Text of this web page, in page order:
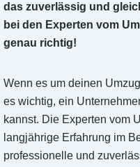
das zuverlässig und
bei den Experten vom
genau richtig!
Wenn es um deinen
es wichtig, ein
kannst. Die Experten vom
langjährige Erfahrung im
professionelle und